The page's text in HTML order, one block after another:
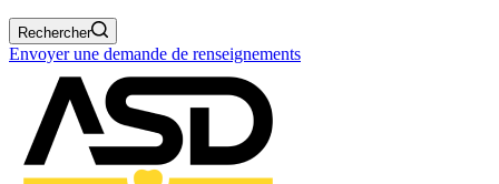
Rechercher
Envoyer une demande de renseignements